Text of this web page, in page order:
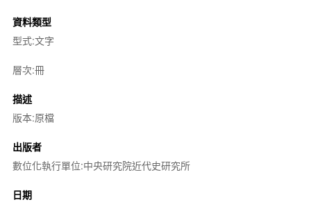
資料類型
型式:文字
層次:冊
描述
版本:原檔
出版者
數位化執行單位:中央研究院近代史研究所
日期